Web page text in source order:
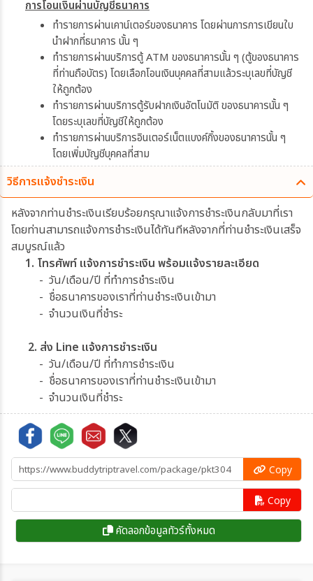
การโอนเงินผ่านบัญชีธนาคาร
ทำรายการผ่านเคาน์เตอร์ของธนาคาร โดยผ่านการการเขียนใบ
นำฝากที่ธนาคาร นั้น ๆ
ทำรายการผ่านบริการตู้ ATM ของธนาคารนั้น ๆ (ตู้ของธนาคาร
ที่ท่านถือบัตร) โดยเลือกโอนเงินบุคคลที่สามแล้วระบุเลขที่บัญชี
ให้ถูกต้อง
ทำรายการผ่านบริการตู้รับฝากเงินอัตโนมัติ ของธนาคารนั้น ๆ
โดยระบุเลขที่บัญชีให้ถูกต้อง
ทำรายการผ่านบริการอินเตอร์เน็ตแบงค์กิ้งของธนาคารนั้น ๆ
โดยเพิ่มบัญชีบุคคลที่สาม
วิธีการแจ้งชำระเงิน
หลังจากท่านชำระเงินเรียบร้อยกรุณาแจ้งการชำระเงินกลับมาที่เรา
โดยท่านสามารถแจ้งการชำระเงินได้ทันทีหลังจากที่ท่านชำระเงินเสร็จ
สมบูรณ์แล้ว
1. โทรศัพท์ แจ้งการชำระเงิน พร้อมแจ้งรายละเอียด
- วัน/เดือน/ปี ที่ทำการชำระเงิน
- ชื่อธนาคารของเราที่ท่านชำระเงินเข้ามา
- จำนวนเงินที่ชำระ
2. ส่ง Line แจ้งการชำระเงิน
- วัน/เดือน/ปี ที่ทำการชำระเงิน
- ชื่อธนาคารของเราที่ท่านชำระเงินเข้ามา
- จำนวนเงินที่ชำระ
Copy
Copy
คัดลอกข้อมูลทัวร์ทั้งหมด